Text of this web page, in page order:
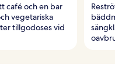
café och en bar
vegetariska
tillgodoses vid